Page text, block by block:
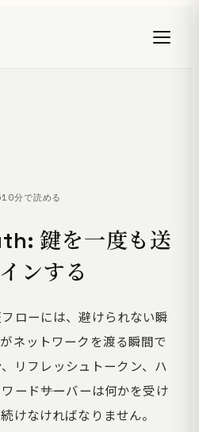
10分で読める
鍵を一度も送
ンする
ローには、避けられない瞬
ネットワークを渡る瞬間で
リフレッシュトークン、ハ
ード――サーバーは何かを受け
けなければなりません。